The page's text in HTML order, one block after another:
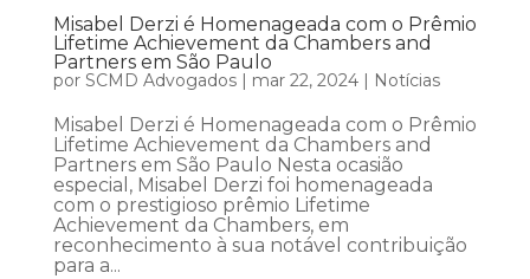
Misabel Derzi é Homenageada com o Prêmio
Lifetime Achievement da Chambers and
Partners em São Paulo
por SCMD Advogados| mar 22, 2024| Notícias
Misabel Derzi é Homenageada com o Prêmio
Lifetime Achievement da Chambers and
Partners em São Paulo Nesta ocasião
especial, Misabel Derzi foi homenageada
com o prestigioso prêmio Lifetime
Achievement da Chambers, em
reconhecimento à sua notável contribuição
para a...